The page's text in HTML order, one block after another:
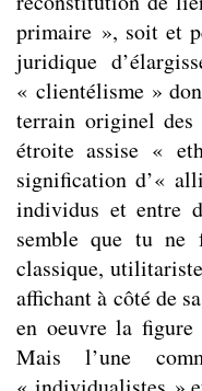
primaire », soit et
juridique
« clientélisme »
terrain originel des
étroite assise «
signification d’«
individus et entre
semble que tu ne
classique,
affichant à côté de
en oeuvre la figure
Mais l’une